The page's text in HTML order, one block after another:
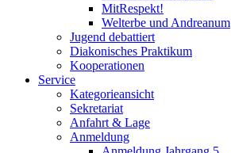
MitRespekt!
Welterbe und Andreanum
Jugend debattiert
Diakonisches Praktikum
Kooperationen
Service
Kategorieansicht
Sekretariat
Anfahrt & Lage
Anmeldung